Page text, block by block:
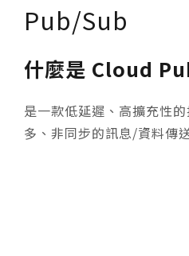
Pub/Sub
什麼是 Cloud
是一款低延遲、高擴充性
多、非同步的訊息/資料傳